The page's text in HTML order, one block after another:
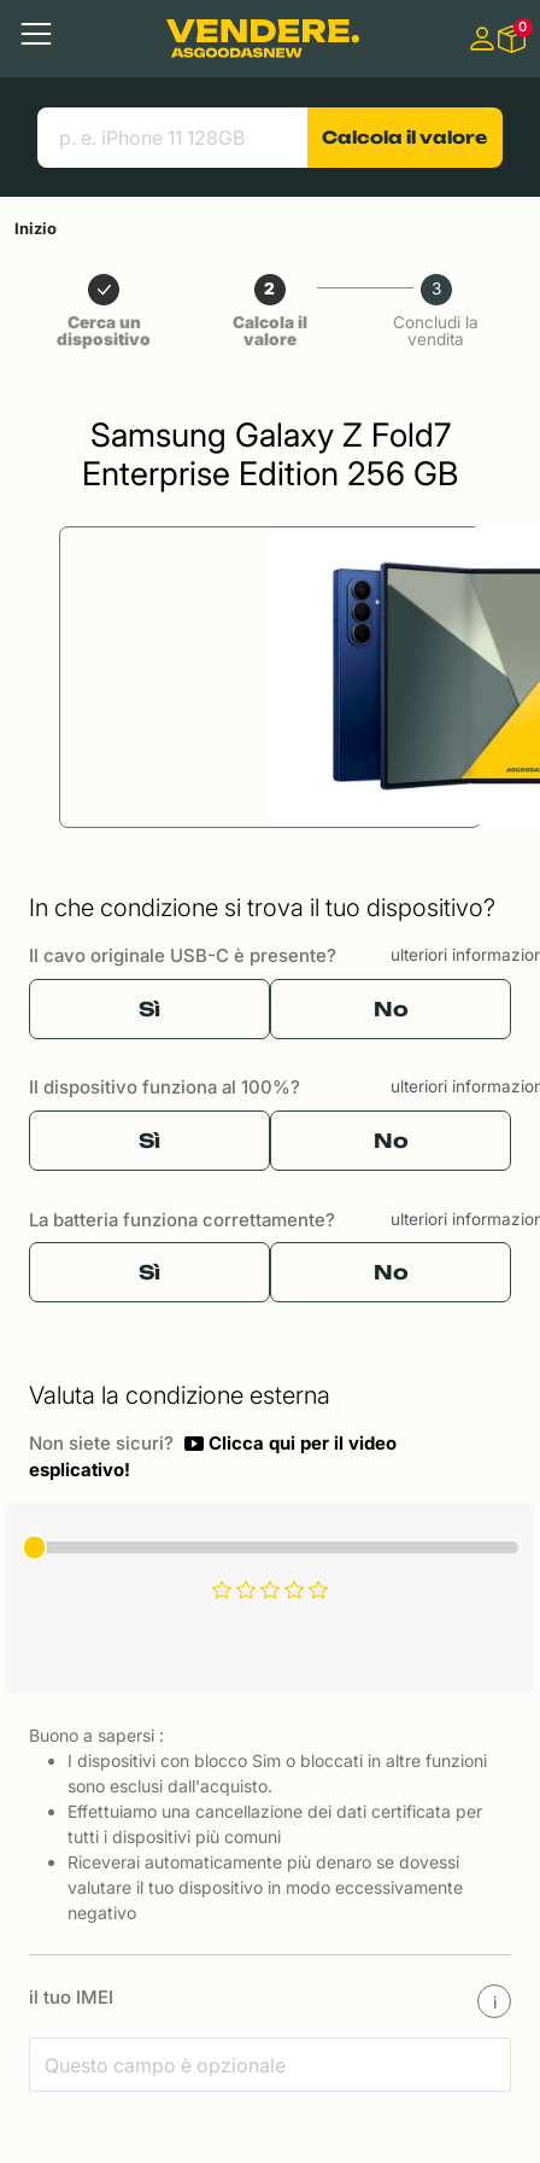
Contenuto principale
Menu
Cerca
Link utili
0
Calcola il valore
Inizio
Cerca un
dispositivo
2
Calcola il
valore
3
Concludi la
vendita
Samsung Galaxy Z Fold7
Enterprise Edition 256 GB
In che condizione si trova il tuo dispositivo?
Il cavo originale USB-C è presente? ulteriori
Sì No
Il dispositivo funziona al 100%? ulteriori
Sì No
La batteria funziona correttamente? ulteriori
Sì No
Valuta la condizione esterna
Non siete sicuri?
Clicca qui per il video
esplicativo!
Buono a sapersi :
I dispositivi con blocco Sim o bloccati in altre funzioni
sono esclusi dall'acquisto.
Effettuiamo una cancellazione dei dati certificata per
tutti i dispositivi più comuni
Riceverai automaticamente più denaro se dovessi
valutare il tuo dispositivo in modo eccessivamente
negativo
il tuo IMEI i